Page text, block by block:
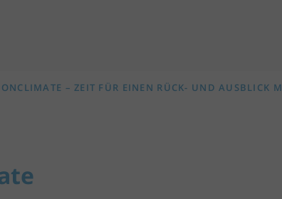
– ZEIT FÜR EINEN RÜCK- UND AUSBLICK